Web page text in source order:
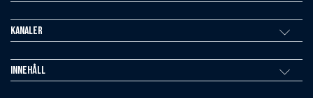
Kanaler
Innehåll